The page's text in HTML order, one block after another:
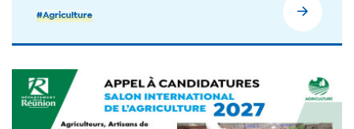
#Agriculture